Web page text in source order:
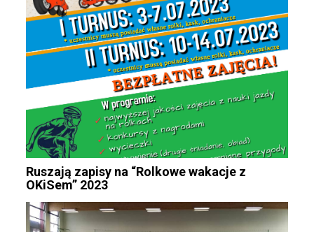
Ruszają zapisy na “Rolkowe wakacje z
OKiSem” 2023